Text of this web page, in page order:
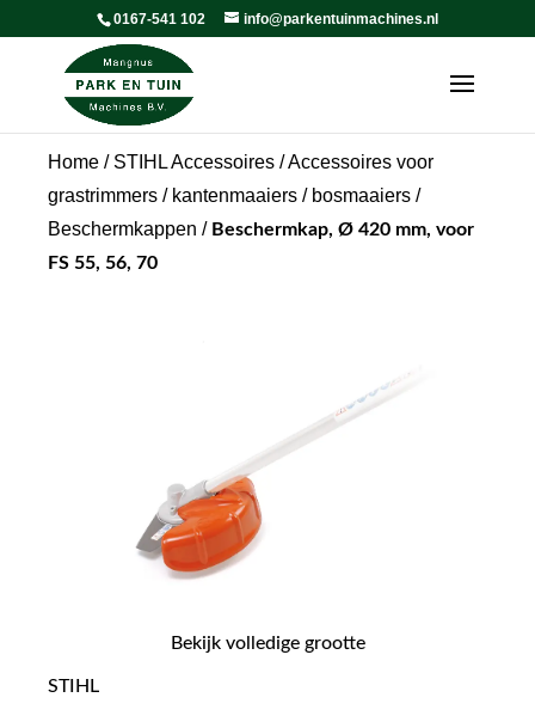
0167-541 102 info@parkentuinmachines.nl
Home / STIHL Accessoires /Accessoires voor
grastrimmers / kantenmaaiers / bosmaaiers /
Beschermkappen / Beschermkap, Ø 420 mm, voor
FS 55, 56, 70
Bekijk volledige grootte
STIHL